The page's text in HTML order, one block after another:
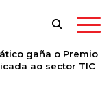
gaña o Premio
ao sector TIC